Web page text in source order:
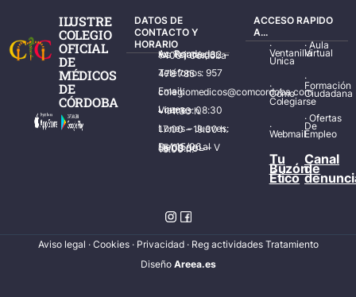
ILUSTRE
COLEGIO
OFICIAL
DE
MÉDICOS
DE
CÓRDOBA
DATOS DE
CONTACTO Y
HORARIO
Av. Ronda de los Tejares, 32 – 14001 Córdoba
Teléfonos: 957 478 785
Email: colegiomedicos@comcordoba.com
Lunes – Viernes: 08:30 – 14:30 h.
Lunes – Jueves: 17:00 – 19:30 h.
Del 15/06 al 15/09 de L – V de 08:00 – 15:00 h.
ACCESO RAPIDO
A...
·
Ventanilla
Única
·
Cómo
Colegiarse
·
Webmail
·Aula
Virtual
·
Formación
Ciudadana
·Ofertas
De
Empleo
Tu
Buzón
Ético
Canal
de
Aviso legal · Cookies· Privacidad · Reg actividades Tratamiento
Diseño Areea.es